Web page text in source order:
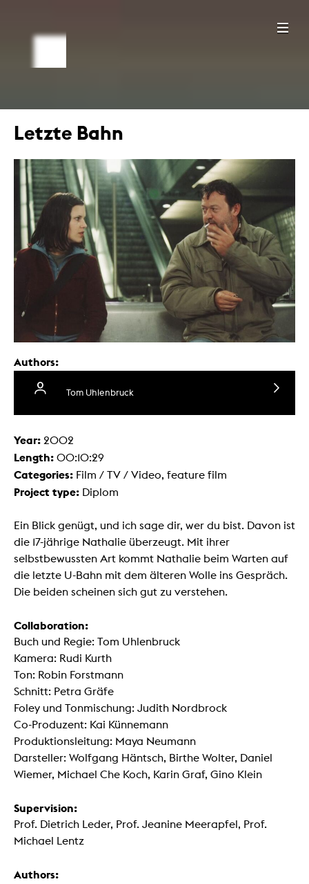
Letzte Bahn
Authors:
Tom Uhlenbruck
Year: 2002
Length: 00:10:29
Categories: Film / TV / Video, feature film
Project type: Diplom
Ein Blick genügt, und ich sage dir, wer du bist. Davon ist
die 17-jährige Nathalie überzeugt. Mit ihrer
selbstbewussten Art kommt Nathalie beim Warten auf
die letzte U-Bahn mit dem älteren Wolle ins Gespräch.
Die beiden scheinen sich gut zu verstehen.
Collaboration:
Buch und Regie: Tom Uhlenbruck
Kamera: Rudi Kurth
Ton: Robin Forstmann
Schnitt: Petra Gräfe
Foley und Tonmischung: Judith Nordbrock
Co-Produzent: Kai Künnemann
Produktionsleitung: Maya Neumann
Darsteller: Wolfgang Häntsch, Birthe Wolter, Daniel
Wiemer, Michael Che Koch, Karin Graf, Gino Klein
Supervision:
Prof. Dietrich Leder, Prof. Jeanine Meerapfel, Prof.
Michael Lentz
Authors: